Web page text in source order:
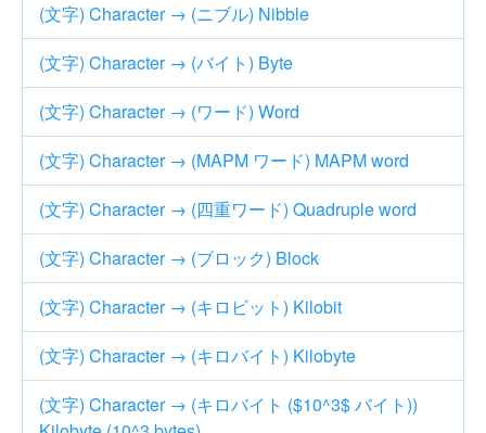
(文字) Character → (ニブル) Nibble
(文字) Character → (バイト) Byte
(文字) Character → (ワード) Word
(文字) Character → (MAPM ワード) MAPM word
(文字) Character → (四重ワード) Quadruple word
(文字) Character → (ブロック) Block
(文字) Character → (キロビット) Kilobit
(文字) Character → (キロバイト) Kilobyte
(文字) Character → (キロバイト ($10^3$ バイト))